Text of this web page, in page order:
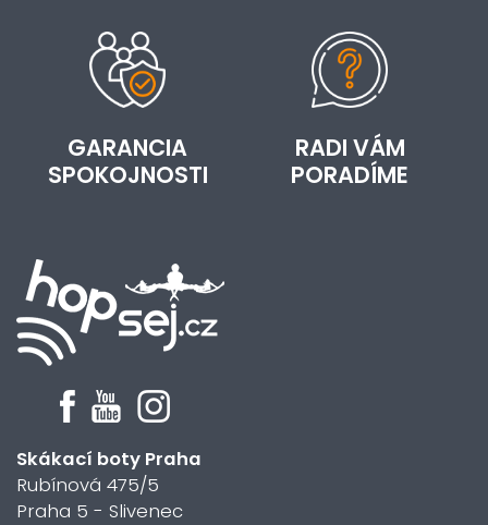
GARANCIA
SPOKOJNOSTI
RADI VÁM
PORADÍME
Skákací boty Praha
Rubínová 475/5
Praha 5 - Slivenec